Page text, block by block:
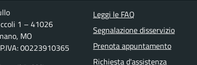
1 – 41026
MO
00223910365
Leggi le FAQ
Segnalazione disservizio
Prenota appuntamento
Richiesta d'assistenza